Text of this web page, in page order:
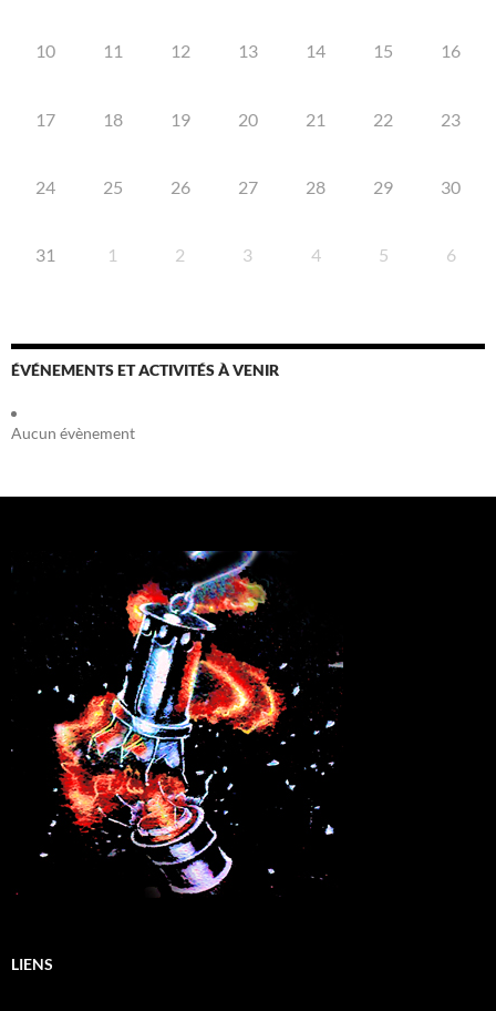
10 11 12 13 14 15 16
17 18 19 20 21 22 23
24 25 26 27 28 29 30
31 1 2 3 4 5 6
ÉVÉNEMENTS ET ACTIVITÉS À VENIR
Aucun évènement
LIENS